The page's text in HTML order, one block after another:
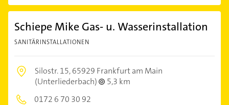
Schiepe Mike Gas- u. Wasserinstallation
SANITÄRINSTALLATIONEN
Silostr. 15,65929 Frankfurt am Main
(Unterliederbach)
5,3 km
0172 6 70 30 92